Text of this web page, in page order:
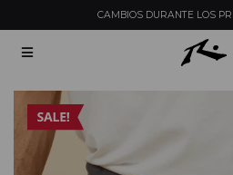
CAMBIOS DURANTE LOS
